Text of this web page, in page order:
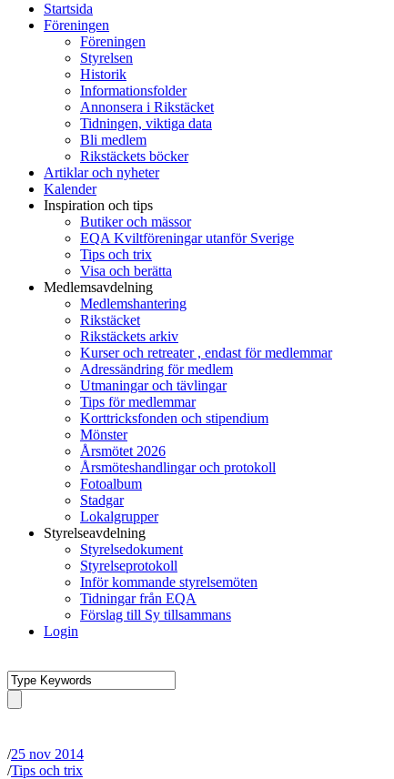
Startsida
Föreningen
Föreningen
Styrelsen
Historik
Informationsfolder
Annonsera i Rikstäcket
Tidningen, viktiga data
Bli medlem
Rikstäckets böcker
Artiklar och nyheter
Kalender
Inspiration och tips
Butiker och mässor
EQA Kviltföreningar utanför Sverige
Tips och trix
Visa och berätta
Medlemsavdelning
Medlemshantering
Rikstäcket
Rikstäckets arkiv
Kurser och retreater , endast för medlemmar
Adressändring för medlem
Utmaningar och tävlingar
Tips för medlemmar
Korttricksfonden och stipendium
Mönster
Årsmötet 2026
Årsmöteshandlingar och protokoll
Fotoalbum
Stadgar
Lokalgrupper
Styrelseavdelning
Styrelsedokument
Styrelseprotokoll
Inför kommande styrelsemöten
Tidningar från EQA
Förslag till Sy tillsammans
Login
/25 nov 2014
/Tips och trix